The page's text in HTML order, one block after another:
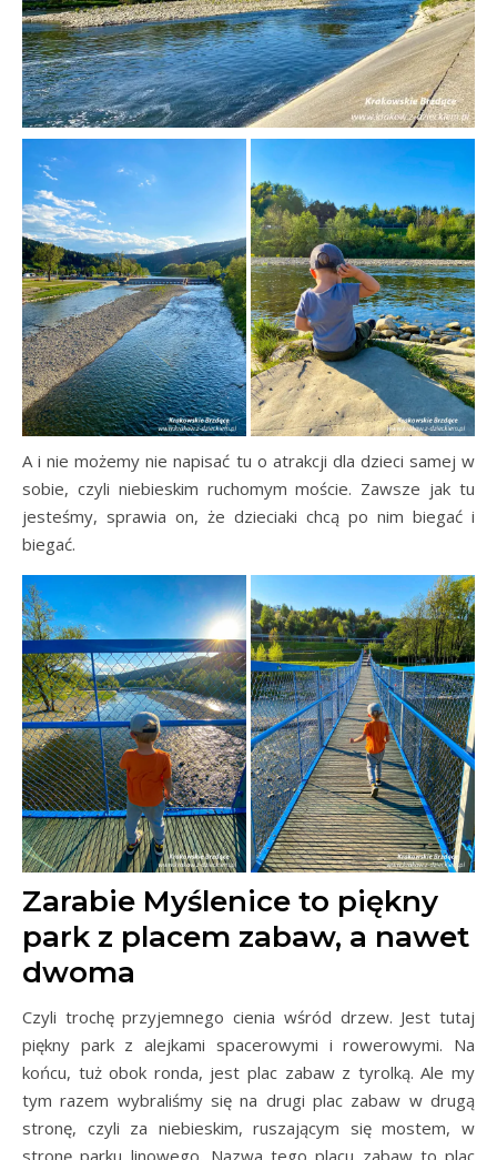
A i nie możemy nie napisać tu o atrakcji dla dzieci samej w
sobie, czyli niebieskim ruchomym moście. Zawsze jak tu
jesteśmy, sprawia on, że dzieciaki chcą po nim biegać i
biegać.
Zarabie Myślenice to piękny
park z placem zabaw, a nawet
dwoma
Czyli trochę przyjemnego cienia wśród drzew. Jest tutaj
piękny park z alejkami spacerowymi i rowerowymi. Na
końcu, tuż obok ronda, jest plac zabaw z tyrolką. Ale my
tym razem wybraliśmy się na drugi plac zabaw w drugą
stronę, czyli za niebieskim, ruszającym się mostem, w